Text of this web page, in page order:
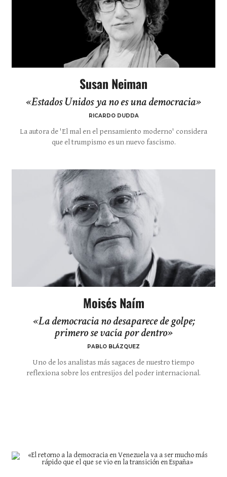
Susan Neiman
«Estados Unidos ya no es una democracia»
RICARDO DUDDA
La autora de 'El mal en el pensamiento moderno' considera
que el trumpismo es un nuevo fascismo.
Moisés Naím
«La democracia no desaparece de golpe;
primero se vacía por dentro»
PABLO BLÁZQUEZ
Uno de los analistas más sagaces de nuestro tiempo
reflexiona sobre los entresijos del poder internacional.